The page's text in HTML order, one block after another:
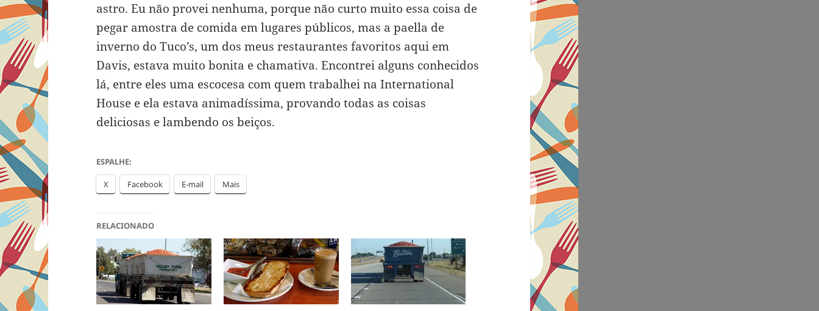
astro. Eu não provei nenhuma, porque não curto muito essa coisa de
pegar amostra de comida em lugares públicos, mas a paella de
inverno do Tuco’s, um dos meus restaurantes favoritos aqui em
Davis, estava muito bonita e chamativa. Encontrei alguns conhecidos
lá, entre eles uma escocesa com quem trabalhei na International
House e ela estava animadíssima, provando todas as coisas
deliciosas e lambendo os beiços.
ESPALHE:
X Facebook E-mail Mais
RELACIONADO